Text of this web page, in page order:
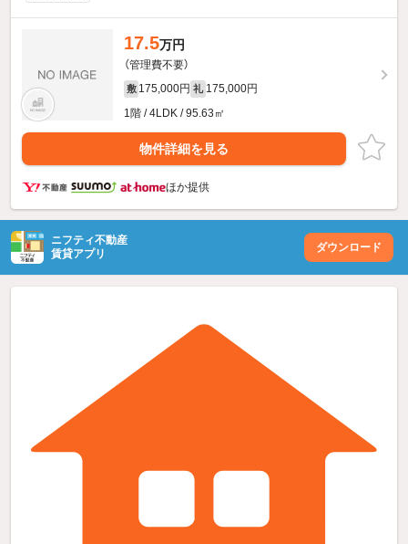
17.5万円
（管理費不要）
敷 175,000円 礼 175,000円
1階 / 4LDK / 95.63㎡
物件詳細を見る
ほか提供
ニフティ不動産
賃貸アプリ
ダウンロード